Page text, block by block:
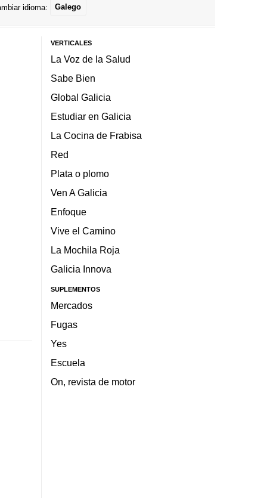
idioma: Galego
VERTICALES
La Voz de la Salud
Sabe Bien
Global Galicia
Estudiar en Galicia
La Cocina de Frabisa
Red
Plata o plomo
Ven A Galicia
Enfoque
Vive el Camino
La Mochila Roja
Galicia Innova
SUPLEMENTOS
Mercados
Fugas
Yes
Escuela
On, revista de motor